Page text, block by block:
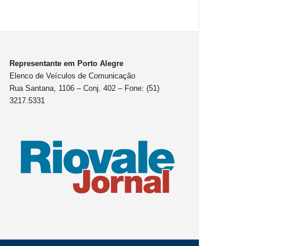
Representante em Porto Alegre
Elenco de Veículos de Comunicação
Rua Santana, 1106 – Conj. 402 – Fone: (51)
3217.5331